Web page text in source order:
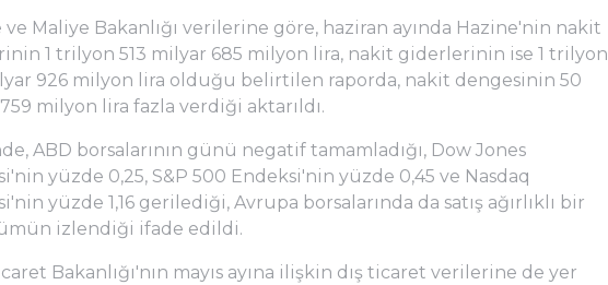
ve Maliye Bakanlığı verilerine göre, haziran ayında Hazine'nin nakit
1 trilyon 513 milyar 685 milyon lira, nakit giderlerinin ise 1 trilyon
926 milyon lira olduğu belirtilen raporda, nakit dengesinin 50
milyon lira fazla verdiği aktarıldı.
ABD borsalarının günü negatif tamamladığı, Dow Jones
yüzde 0,25, S&P 500 Endeksi'nin yüzde 0,45 ve Nasdaq
yüzde 1,16 gerilediği, Avrupa borsalarında da satış ağırlıklı bir
izlendiği ifade edildi.
Bakanlığı'nın mayıs ayına ilişkin dış ticaret verilerine de yer